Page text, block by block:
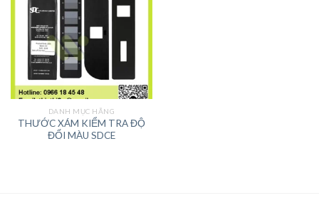
DANH MỤC HÃNG
THƯỚC XÁM KIỂM TRA ĐỘ
ĐỔI MÀU SDCE